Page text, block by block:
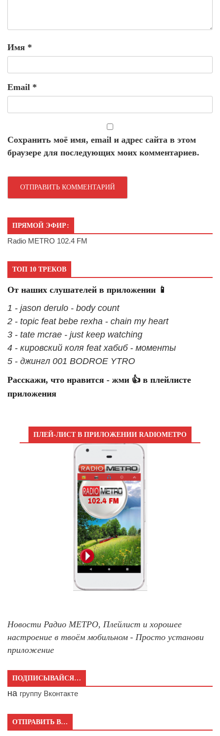
Имя *
Email *
Сохранить моё имя, email и адрес сайта в этом
браузере для последующих моих комментариев.
ПРЯМОЙ ЭФИР:
Radio METRO 102.4 FM
ТОП 10 ТРЕКОВ
От наших слушателей в приложении 📱
1 - jason derulo - body count
2 - topic feat bebe rexha - chain my heart
3 - tate mcrae - just keep watching
4 - кировский коля feat хабиб - моменты
5 - джингл 001 BODROE YTRO
Расскажи, что нравится - жми 👍 в плейлисте
приложения
ПЛЕЙ-ЛИСТ В ПРИЛОЖЕНИИ RADIOМЕТРО
Новости Радио МЕТРО, Плейлист и хорошее
настроение в твоём мобильном - Просто установи
приложение
ПОДПИСЫВАЙСЯ…
на группу Вконтакте
ОТПРАВИТЬ В…